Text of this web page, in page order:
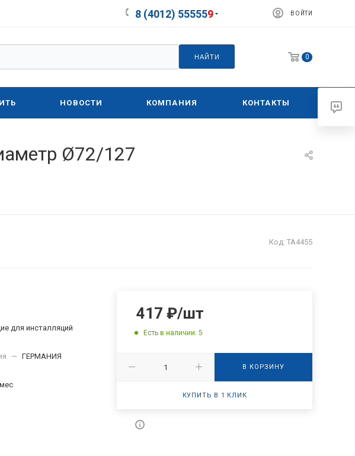
8 (4012) 555559 ВОЙТИ
НАЙТИ 0
НОВОСТИ КОМПАНИЯ КОНТАКТЫ
Ø72/127
Код: ТА4455
для инсталляций
— ГЕРМАНИЯ
417 ₽/шт
Есть в наличии: 5
В КОРЗИНУ
КУПИТЬ В 1 КЛИК